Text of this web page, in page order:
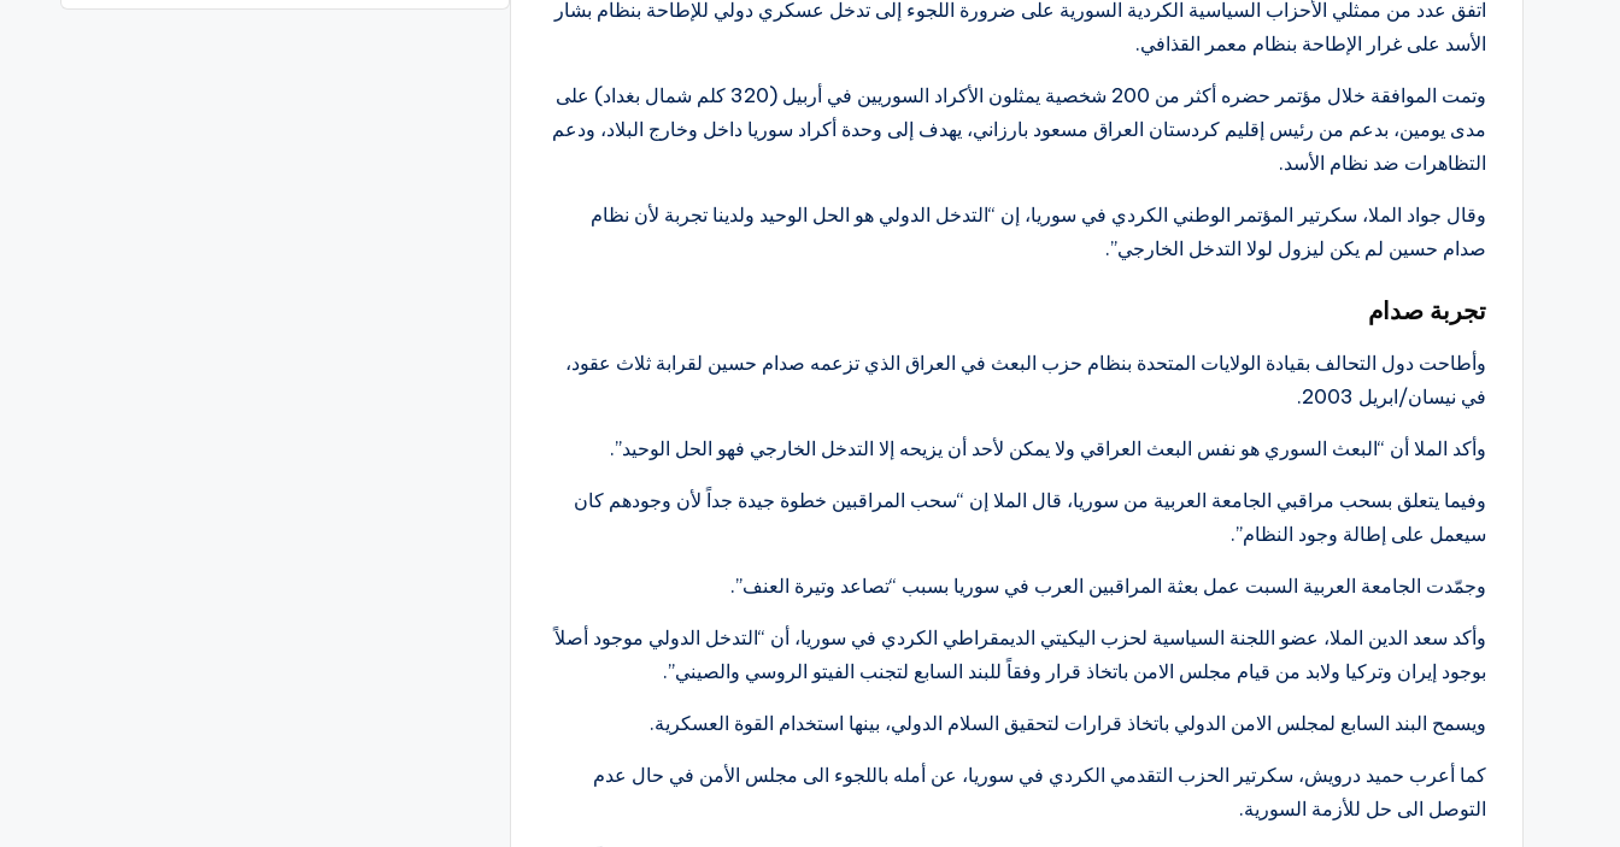
اتفق عدد من ممثلي الأحزاب السياسية الكردية السورية على ضرورة اللجوء إلى تدخل عسكري دولي للإطاحة بنظام بشار
الأسد على غرار الإطاحة بنظام معمر القذافي.
وتمت الموافقة خلال مؤتمر حضره أكثر من 200 شخصية يمثلون الأكراد السوريين في أربيل (320 كلم شمال بغداد) على
مدى يومين، بدعم من رئيس إقليم كردستان العراق مسعود بارزاني، يهدف إلى وحدة أكراد سوريا داخل وخارج البلاد، ودعم
التظاهرات ضد نظام الأسد.
وقال جواد الملا، سكرتير المؤتمر الوطني الكردي في سوريا، إن “التدخل الدولي هو الحل الوحيد ولدينا تجربة لأن نظام
صدام حسين لم يكن ليزول لولا التدخل الخارجي”.
تجربة صدام
وأطاحت دول التحالف بقيادة الولايات المتحدة بنظام حزب البعث في العراق الذي تزعمه صدام حسين لقرابة ثلاث عقود،
في نيسان/ابريل 2003.
وأكد الملا أن “البعث السوري هو نفس البعث العراقي ولا يمكن لأحد أن يزيحه إلا التدخل الخارجي فهو الحل الوحيد”.
وفيما يتعلق بسحب مراقبي الجامعة العربية من سوريا، قال الملا إن “سحب المراقبين خطوة جيدة جداً لأن وجودهم كان
سيعمل على إطالة وجود النظام”.
وجمّدت الجامعة العربية السبت عمل بعثة المراقبين العرب في سوريا بسبب “تصاعد وتيرة العنف”.
وأكد سعد الدين الملا، عضو اللجنة السياسية لحزب اليكيتي الديمقراطي الكردي في سوريا، أن “التدخل الدولي موجود أصلاً
بوجود إيران وتركيا ولابد من قيام مجلس الامن باتخاذ قرار وفقاً للبند السابع لتجنب الفيتو الروسي والصيني”.
ويسمح البند السابع لمجلس الامن الدولي باتخاذ قرارات لتحقيق السلام الدولي، بينها استخدام القوة العسكرية.
كما أعرب حميد درويش، سكرتير الحزب التقدمي الكردي في سوريا، عن أمله باللجوء الى مجلس الأمن في حال عدم
التوصل الى حل للأزمة السورية.